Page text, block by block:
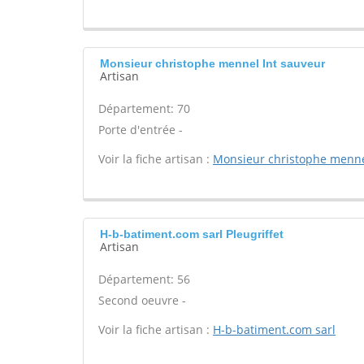
Monsieur christophe mennel Int sauveur
Artisan
Département: 70
Porte d'entrée -
Voir la fiche artisan : Monsieur christophe
H-b-batiment.com sarl Pleugriffet
Artisan
Département: 56
Second oeuvre -
Voir la fiche artisan : H-b-batiment.com sarl